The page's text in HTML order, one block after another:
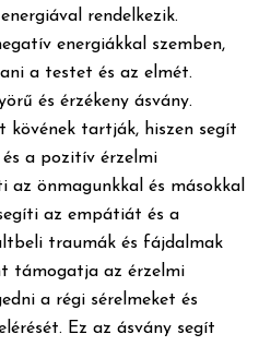
rendelkezik.
energiákkal szemben,
a testet és az elmét.
és érzékeny ásvány.
kövének tartják, hiszen segít
a pozitív érzelmi
az önmagunkkal és másokkal
az empátiát és a
traumák és fájdalmak
támogatja az érzelmi
a régi sérelmeket és
Ez az ásvány segít